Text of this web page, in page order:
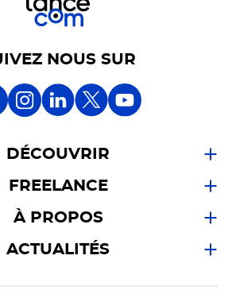
NOUS SUR
DÉCOUVRIR
FREELANCE
À PROPOS
ACTUALITÉS